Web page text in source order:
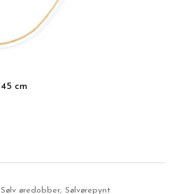
cm
Sølv øredobber, Sølvørepynt